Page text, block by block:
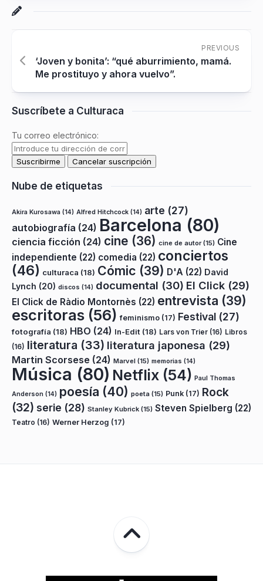
PREVIOUS
‘Joven y bonita’: “qué aburrimiento, mamá.
Me prostituyo y ahora vuelvo”.
Suscríbete a Culturaca
Tu correo electrónico:
Nube de etiquetas
Akira Kurosawa (14) Alfred Hitchcock (14) arte (27)
autobiografía (24) Barcelona (80)
ciencia ficción (24) cine (36) cine de autor(15) Cine
independiente (22) comedia (22) conciertos
(46) culturaca (18) Cómic (39) D'A (22) David
Lynch (20) discos (14) documental (30) El Click (29)
El Click de Ràdio Montornès (22) entrevista (39)
escritoras (56) feminismo (17) Festival (27)
fotografía (18) HBO (24) In-Edit (18) Lars von Trier (16) Libros
(16) literatura (33) literatura japonesa (29)
Martin Scorsese (24) Marvel (15) memorias (14)
Música (80) Netflix (54) Paul Thomas
Anderson (14) poesía (40) poeta (15) Punk (17) Rock
(32) serie (28) Stanley Kubrick (15) Steven Spielberg (22)
Teatro (16) Werner Herzog (17)